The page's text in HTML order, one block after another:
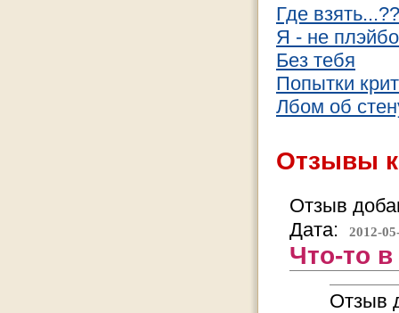
Где
Я - не
Без тебя
Попытки
Лбом об
Отзывы
Отзыв
Дата:
2012-
Что-то
Отзыв